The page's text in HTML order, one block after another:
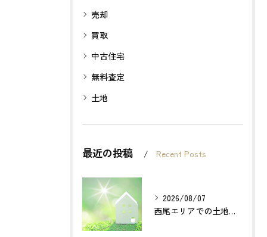
売却
買取
中古住宅
無料査定
土地
最近の投稿 Recent Posts
2026/08/07
西尾エリアでの土地売却成功の秘訣とは？